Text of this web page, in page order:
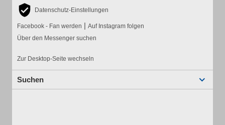
Datenschutz-Einstellungen
Facebook - Fan werden | Auf Instagram folgen
Über den Messenger suchen
Zur Desktop-Seite wechseln
Suchen